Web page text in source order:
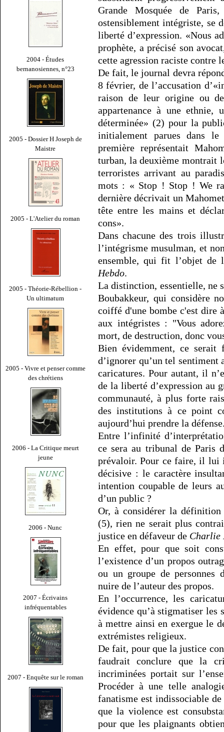
2004 - Études
bernanosiennes, n°23
2005 - Dossier H Joseph de
Maistre
2005 - L'Atelier du roman
2005 - Théorie-Rébellion -
Un ultimatum
2005 - Vivre et penser comme
des chrétiens
2006 - La Critique meurt
jeune
2006 - Nunc
2007 - Écrivains
infréquentables
2007 - Enquête sur le roman
Grande Mosquée de
ostensiblement intégriste, se
liberté d’expression. «Nous
prophète, a précisé son
cette agression raciste contre
De fait, le journal devra
8 février, de l’accusation
raison de leur origine ou
appartenance à une ethnie,
déterminée» (2) pour la
initialement parues dans
première représentait
turban, la deuxième montrait
terroristes arrivant au
mots : « Stop ! Stop ! We
dernière décrivait un
tête entre les mains et
cons».
Dans chacune des trois
l’intégrisme musulman, et
ensemble, qui fit l’objet de
Hebdo.
La distinction, essentielle, ne
Boubakkeur, qui considère
coiffé d'une bombe c'est dire
aux intégristes : "Vous
mort, de destruction, donc
Bien évidemment, ce serait
d’ignorer qu’un tel
caricatures. Pour autant, il
de la liberté d’expression au
communauté, à plus forte
des institutions à ce point
aujourd’hui prendre la
Entre l’infinité
ce sera au tribunal de Paris
prévaloir. Pour ce faire, il lui
décisive : le caractère
intention coupable de leurs
d’un public ?
Or, à considérer la
(5), rien ne serait plus
justice en défaveur de Charlie
En effet, pour que soit
l’existence d’un propos
ou un groupe de personnes
nuire de l’auteur des propos.
En l’occurrence, les
évidence qu’à stigmatiser les
à mettre ainsi en exergue le
extrémistes religieux.
De fait, pour que la justice
faudrait conclure que la
incriminées portait sur
Procéder à une telle
fanatisme est indissociable
que la violence est
pour que les plaignants